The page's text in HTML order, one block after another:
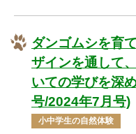
ダンゴムシを育
ザインを通して
いての学びを深
号/2024年7月号)
小中学生の自然体験